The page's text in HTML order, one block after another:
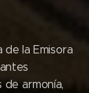
la Emisora
de armonía,